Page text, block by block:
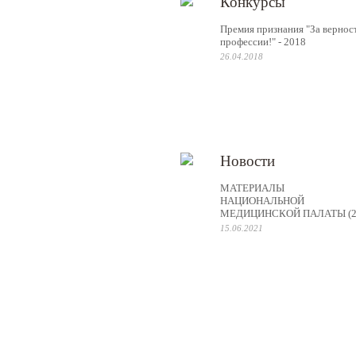
Премия признания "За
профессии!" - 2018
26.04.2018
Новости
МАТЕРИАЛЫ
НАЦИОНАЛЬНОЙ
МЕДИЦИНСКОЙ ПАЛАТЫ
15.06.2021